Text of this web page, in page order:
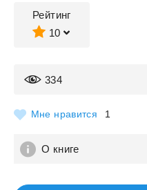
Рейтинг
10
334
Мне нравится 1
О книге